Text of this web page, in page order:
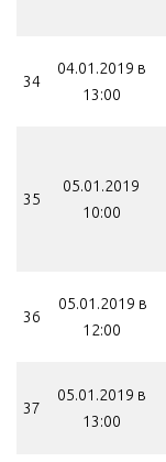
34
04.01.2019 в
13:00
35
05.01.2019
10:00
36
05.01.2019 в
12:00
37
05.01.2019 в
13:00